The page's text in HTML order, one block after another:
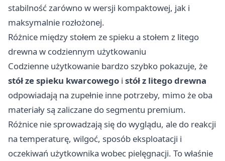
stabilność zarówno w wersji kompaktowej, jak i
maksymalnie rozłożonej.
Różnice między stołem ze spieku a stołem z litego
drewna w codziennym użytkowaniu
Codzienne użytkowanie bardzo szybko pokazuje, że
stół ze spieku kwarcowego i stół z litego drewna
odpowiadają na zupełnie inne potrzeby, mimo że oba
materiały są zaliczane do segmentu premium.
Różnice nie sprowadzają się do wyglądu, ale do reakcji
na temperaturę, wilgoć, sposób eksploatacji i
oczekiwań użytkownika wobec pielęgnacji. To właśnie